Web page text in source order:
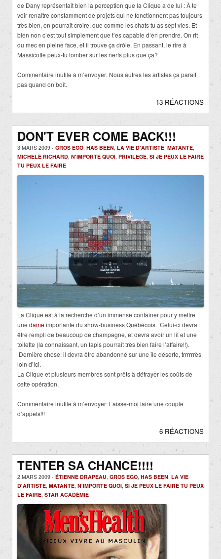
de Dany représentait bien la perception que la Clique a de lui : À te
voir renaître constamment de projets qui ne fonctionnent pas toujours
très bien, on pourrait croire, que comme les chats tu as sept vies. Et
bien non c’est tout simplement que t’es capable d’en prendre. On rit
du mec en pleine face, et il trouve ça drôle. En passant, le rire à
Massicotte peux-tu tomber sur les nerfs plus que ça?
Commentaire inutile à m’envoyer: Nous autres les artistes ça parait
pas quand on boit.
13 RÉACTIONS
DON'T EVER COME BACK!!!
3 MARS 2009 - GROS EGO HAS BEEN LA VIE D'ARTISTE MATANTE
MICHÈLE RICHARD N'IMPORTE QUOI PRIVILÈGE SI JE PEUX LE FAIRE
TU PEUX LE FAIRE
La Clique est à la recherche d’un immense container pour y mettre
une dameimportante du show-business Québécois. Celui-ci devra
être rempli de beaucoup de champagne, et devra avoir un lit et une
toilette (la connaissant, un tapis pourrait très bien faire l’affaire!!).
Dernière chose: il devra être abandonné sur une île déserte, trrrrrrès
loin d’ici.
La Clique et plusieurs membres sont prêts à défrayer les coûts de
cette opération.
Commentaire inutile à m’envoyer: Laisse-moi faire une couple
d’appels!!!
6 RÉACTIONS
TENTER SA CHANCE!!!!
2 MARS 2009 - ÉTIENNE DRAPEAU GROS EGO HAS BEEN LA VIE
D'ARTISTE MATANTE N'IMPORTE QUOI SI JE PEUX LE FAIRE TU PEUX
LE FAIRE STAR ACADÉMIE